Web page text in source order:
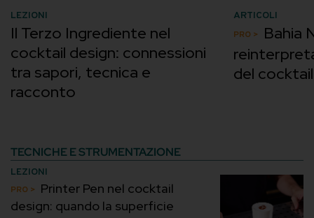
LEZIONI
Il Terzo Ingrediente nel
cocktail design: connessioni
tra sapori, tecnica e
racconto
ARTICOLI
Bahia
del
TECNICHE E STRUMENTAZIONE
LEZIONI
Printer Pen nel cocktail
design: quando la superficie